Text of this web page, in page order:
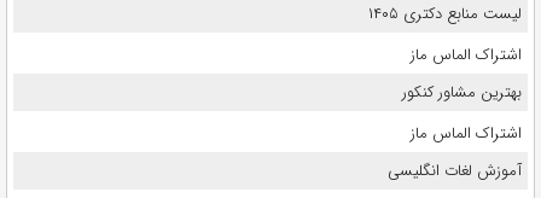
لیست منابع دکتری ۱۴۰۵
اشتراک الماس ماز
بهترین مشاور کنکور
اشتراک الماس ماز
آموزش لغات انگلیسی